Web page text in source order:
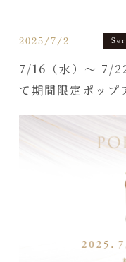
2025/7/2
7/16（水）〜 7/
て期間限定ポップ